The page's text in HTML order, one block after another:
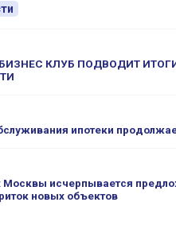
КЛУБ ПОДВОДИТ
ипотеки
Москвы исчерпывается
новых объектов